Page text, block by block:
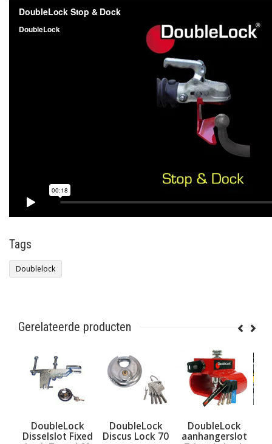
Tags
Doublelock
Gerelateerde producten
DoubleLock
Disselslot Fixed
DoubleLock
Discus Lock 70
DoubleLock
aanhangerslot